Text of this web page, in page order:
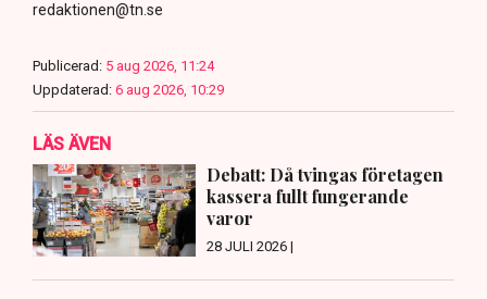
redaktionen@tn.se
Publicerad: 5 aug 2026, 11:24
Uppdaterad: 6 aug 2026, 10:29
LÄS ÄVEN
Debatt: Då tvingas företagen
kassera fullt fungerande
varor
28 JULI 2026 |